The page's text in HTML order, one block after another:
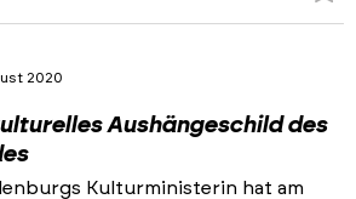
2020
Aushängeschild des
Kulturministerin hat am